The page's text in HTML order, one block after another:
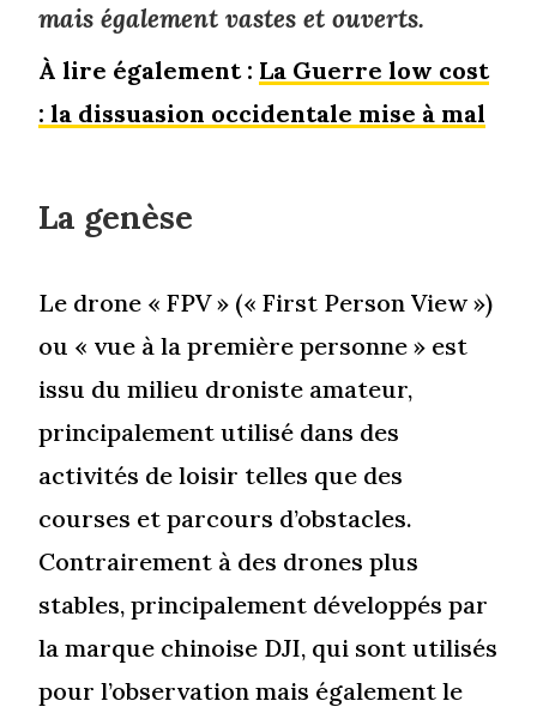
mais également vastes et ouverts.
À lire également : La Guerre low cost
: la dissuasion occidentale mise à mal
La genèse
Le drone « FPV » (« First Person View »)
ou « vue à la première personne » est
issu du milieu droniste amateur,
principalement utilisé dans des
activités de loisir telles que des
courses et parcours d’obstacles.
Contrairement à des drones plus
stables, principalement développés par
la marque chinoise DJI, qui sont utilisés
pour l’observation mais également le